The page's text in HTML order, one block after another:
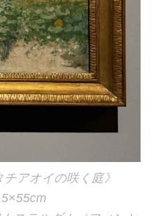
アオイの咲く庭》